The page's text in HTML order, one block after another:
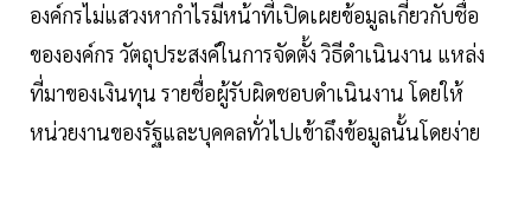
องค์กรไม่แสวงหากำไรมีหน้าที่เปิดเผยข้อมูลเกี่ยวกับชื่อ
ขององค์กร วัตถุประสงค์ในการจัดตั้ง วิธีดำเนินงาน แหล่ง
ที่มาของเงินทุน รายชื่อผู้รับผิดชอบดำเนินงาน โดยให้
หน่วยงานของรัฐและบุคคลทั่วไปเข้าถึงข้อมูลนั้นโดยง่าย